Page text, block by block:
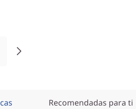
Recomendadas para ti